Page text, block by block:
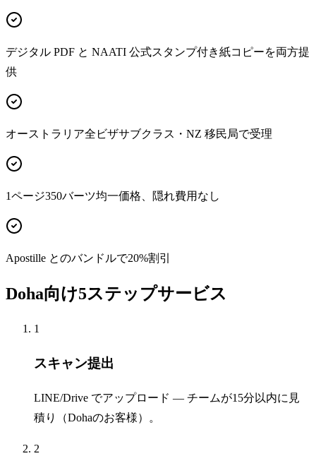
デジタル PDF と NAATI 公式スタンプ付き紙コピーを両方提
供
オーストラリア全ビザサブクラス・NZ 移民局で受理
1ページ350バーツ均一価格、隠れ費用なし
Apostille とのバンドルで20%割引
Doha向け5ステップサービス
1
スキャン提出
LINE/Drive でアップロード — チームが15分以内に見
積り（Dohaのお客様）。
2